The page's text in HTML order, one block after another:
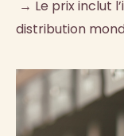
→ Le prix inclut
distribution